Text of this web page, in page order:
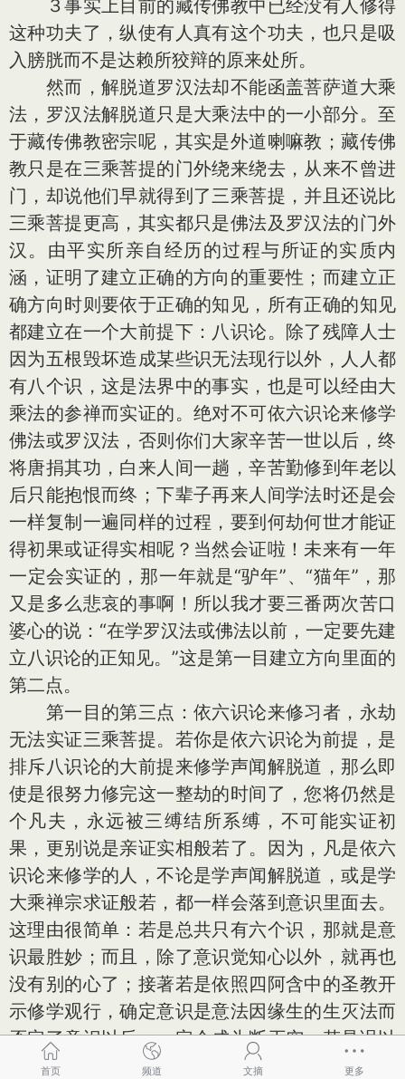
３事实上目前的藏传佛教中已经没有人修得
这种功夫了，纵使有人真有这个功夫，也只是吸
入膀胱而不是达赖所狡辩的原来处所。
然而，解脱道罗汉法却不能函盖菩萨道大乘
法，罗汉法解脱道只是大乘法中的一小部分。至
于藏传佛教密宗呢，其实是外道喇嘛教；藏传佛
教只是在三乘菩提的门外绕来绕去，从来不曾进
门，却说他们早就得到了三乘菩提，并且还说比
三乘菩提更高，其实都只是佛法及罗汉法的门外
汉。由平实所亲自经历的过程与所证的实质内
涵，证明了建立正确的方向的重要性；而建立正
确方向时则要依于正确的知见，所有正确的知见
都建立在一个大前提下：八识论。除了残障人士
因为五根毁坏造成某些识无法现行以外，人人都
有八个识，这是法界中的事实，也是可以经由大
乘法的参禅而实证的。绝对不可依六识论来修学
佛法或罗汉法，否则你们大家辛苦一世以后，终
将唐捐其功，白来人间一趟，辛苦勤修到年老以
后只能抱恨而终；下辈子再来人间学法时还是会
一样复制一遍同样的过程，要到何劫何世才能证
得初果或证得实相呢？当然会证啦！未来有一年
一定会实证的，那一年就是“驴年”、“猫年”，那
又是多么悲哀的事啊！所以我才要三番两次苦口
婆心的说：“在学罗汉法或佛法以前，一定要先建
立八识论的正知见。”这是第一目建立方向里面的
第二点。
第一目的第三点：依六识论来修习者，永劫
无法实证三乘菩提。若你是依六识论为前提，是
排斥八识论的大前提来修学声闻解脱道，那么即
使是很努力修完这一整劫的时间了，您将仍然是
个凡夫，永远被三缚结所系缚，不可能实证初
果，更别说是亲证实相般若了。因为，凡是依六
识论来修学的人，不论是学声闻解脱道，或是学
大乘禅宗求证般若，都一样会落到意识里面去。
这理由很简单：若是总共只有六个识，那就是意
识最胜妙；而且，除了意识觉知心以外，就再也
没有别的心了；接著若是依照四阿含中的圣教开
示修学观行，确定意识是意法因缘生的生灭法而
否定了意识以后，一定会成为断灭空；若是误以
为否定六识以后会成为断灭空，就不肯否定意识
首页 频道 文摘 更多